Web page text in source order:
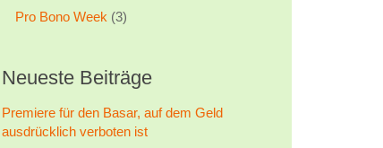
Pro Bono Week (3)
Neueste Beiträge
Premiere für den Basar, auf dem Geld
ausdrücklich verboten ist